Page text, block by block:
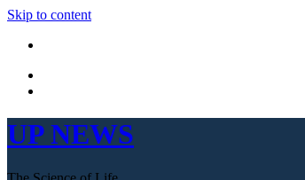
Skip to content
UP NEWS